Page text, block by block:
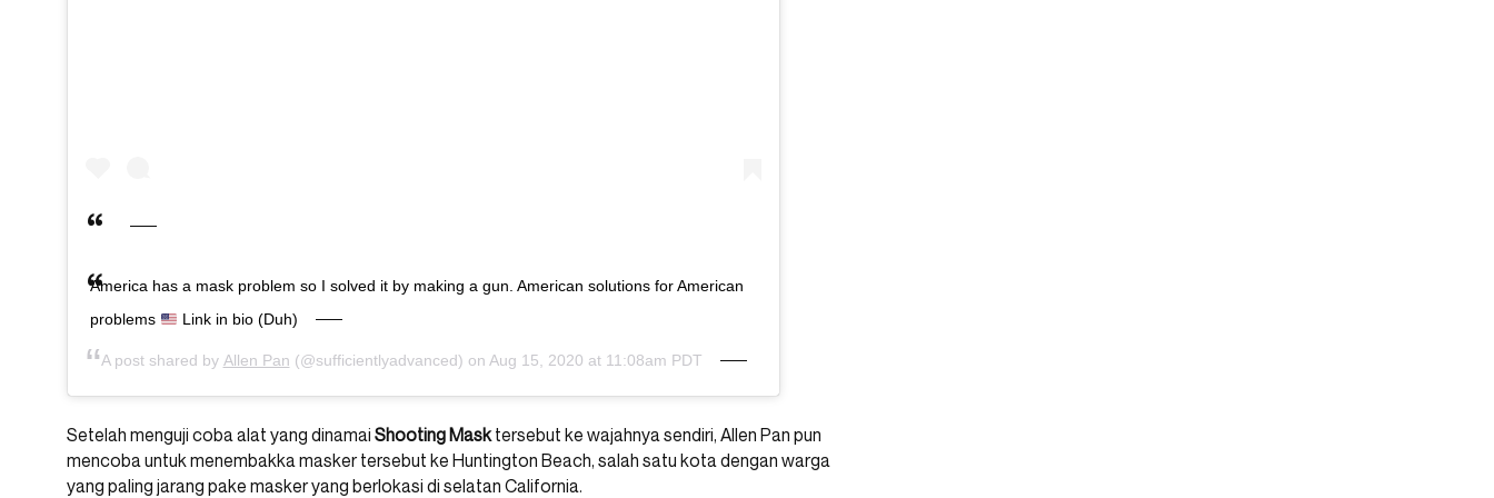
America has a mask problem so I solved it by making a gun. American solutions for American
problems
Link in bio (Duh)
A post shared by Allen Pan (@sufficientlyadvanced) on Aug 15, 2020 at 11:08am PDT
Setelah menguji coba alat yang dinamai Shooting Masktersebut ke wajahnya sendiri, Allen Pan pun
mencoba untuk menembakka masker tersebut ke Huntington Beach, salah satu kota dengan warga
yang paling jarang pake masker yang berlokasi di selatan California.